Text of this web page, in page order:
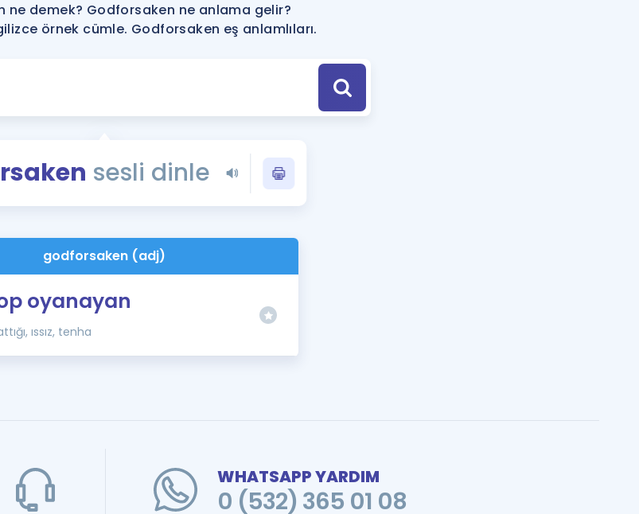
YDS ve YÖKDİL'e Hazırlananlar için Öneriler
Tüm ÖSYM Sınavları Tek Takvimde
Blog
YDS - YÖKDİL Tüm Sınavlarla İlgili Haberler
İngilizce Gramer
ne demek? Godforsaken ne anlama gelir?
örnek cümle. Godforsaken eş anlamlıları.
sesli dinle
godforsaken (adj)
oyanayan
ıssız, tenha
WHATSAPP YARDIM
0 (532) 365 01 08